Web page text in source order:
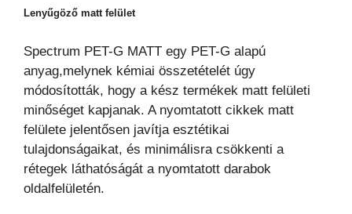
Lenyűgöző matt felület
Spectrum PET-G MATT egy PET-G alapú
anyag,melynek kémiai összetételét úgy
módosították, hogy a kész termékek matt felületi
minőséget kapjanak. A nyomtatott cikkek matt
felülete jelentősen javítja esztétikai
tulajdonságaikat, és minimálisra csökkenti a
rétegek láthatóságát a nyomtatott darabok
oldalfelületén.